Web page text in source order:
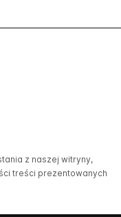
z naszej witryny,
treści prezentowanych